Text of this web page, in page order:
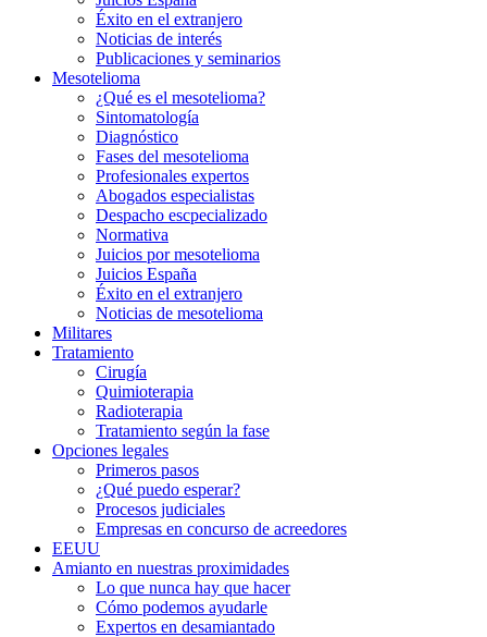
Éxito en el extranjero
Noticias de interés
Publicaciones y seminarios
Mesotelioma
¿Qué es el mesotelioma?
Sintomatología
Diagnóstico
Fases del mesotelioma
Profesionales expertos
Abogados especialistas
Despacho escpecializado
Normativa
Juicios por mesotelioma
Juicios España
Éxito en el extranjero
Noticias de mesotelioma
Militares
Tratamiento
Cirugía
Quimioterapia
Radioterapia
Tratamiento según la fase
Opciones legales
Primeros pasos
¿Qué puedo esperar?
Procesos judiciales
Empresas en concurso de acreedores
EEUU
Amianto en nuestras proximidades
Lo que nunca hay que hacer
Cómo podemos ayudarle
Expertos en desamiantado